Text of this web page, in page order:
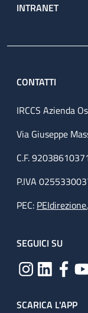
INTRANET
CONTATTI
IRCCS Azienda
Via Giuseppe
C.F.
P.IVA
PEC:
SEGUICI SU
SCARICA L'APP